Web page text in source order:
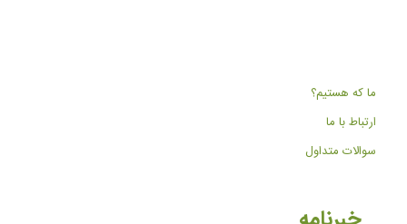
ما که هستیم؟
ارتباط با ما
سوالات متداول